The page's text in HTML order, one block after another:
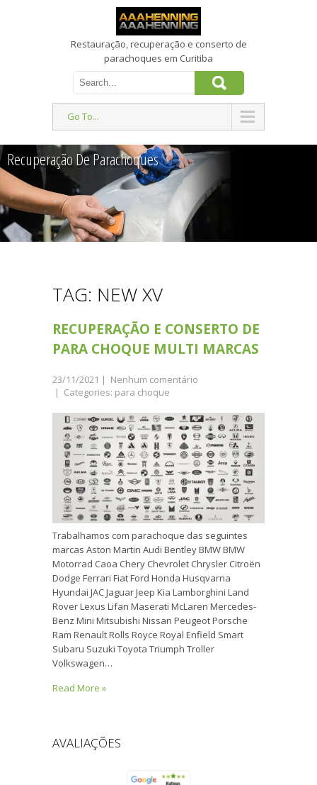
Restauração, recuperação e conserto de
parachoques em Curitiba
Go To...
Recuperação De Parachoques
TAG: NEW XV
RECUPERAÇÃO E CONSERTO DE
PARA CHOQUE MULTI MARCAS
23/11/2021 | Nenhum comentário
| Categories: para choque
Trabalhamos com parachoque das seguintes
marcas Aston Martin Audi Bentley BMW BMW
Motorrad Caoa Chery Chevrolet Chrysler Citroën
Dodge Ferrari Fiat Ford Honda Husqvarna
Hyundai JAC Jaguar Jeep Kia Lamborghini Land
Rover Lexus Lifan Maserati McLaren Mercedes-
Benz Mini Mitsubishi Nissan Peugeot Porsche
Ram Renault Rolls Royce Royal Enfield Smart
Subaru Suzuki Toyota Triumph Troller
Volkswagen…
Read More »
AVALIAÇÕES